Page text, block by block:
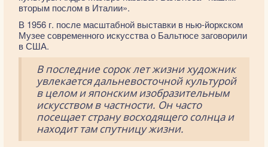
вторым послом в Италии».
В 1956 г. после масштабной выставки в нью-йоркском
Музее современного искусства о Бальтюсе заговорили
в США.
В последние сорок лет жизни художник
увлекается дальневосточной культурой
в целом и японским изобразительным
искусством в частности. Он часто
посещает страну восходящего солнца и
находит там спутницу жизни.